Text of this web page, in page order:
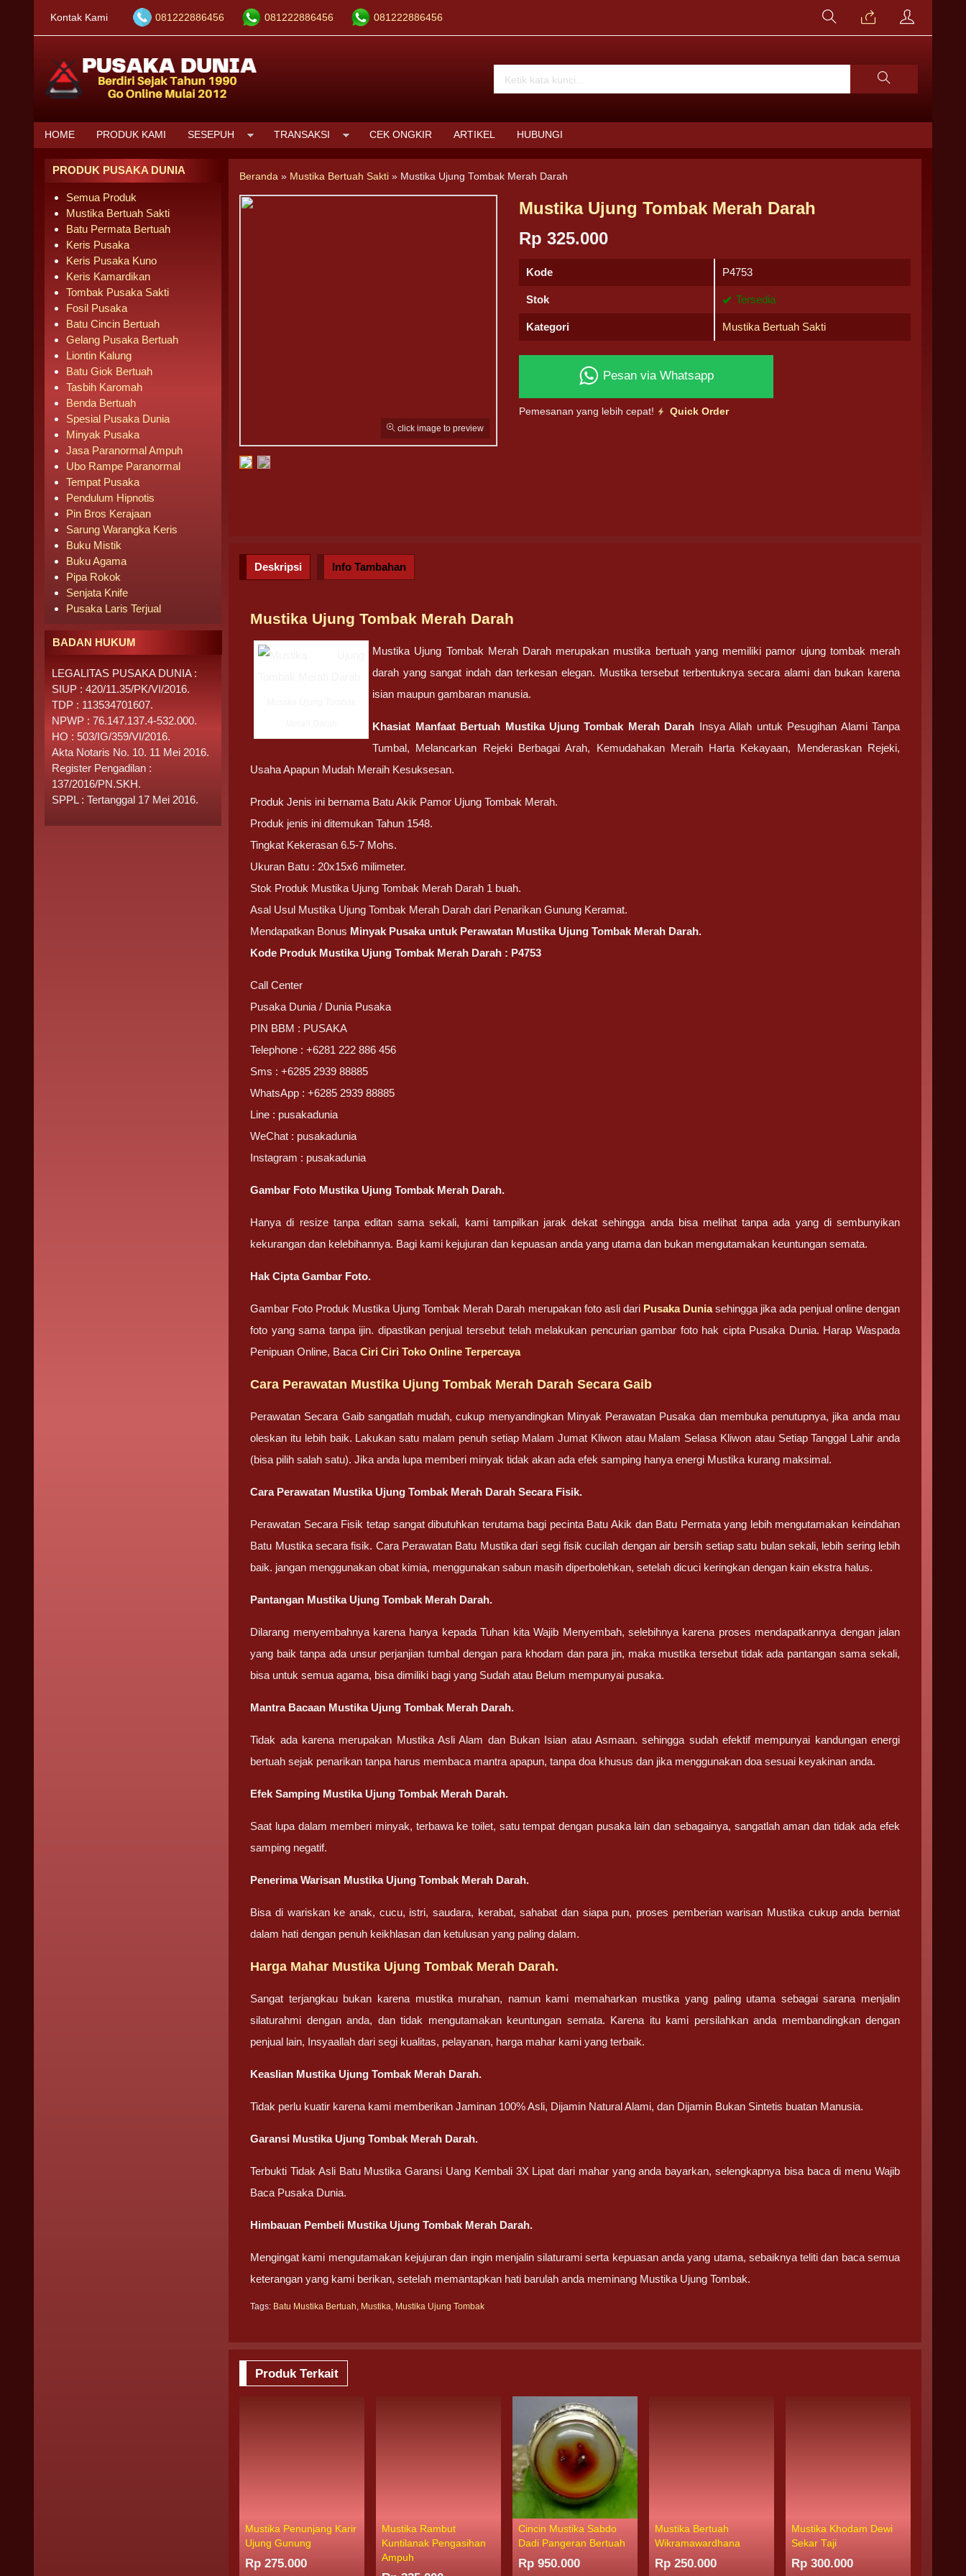
Kontak Kami 081222886456 081222886456 081222886456
HOME PRODUK KAMI SESEPUH TRANSAKSI CEK ONGKIR ARTIKEL HUBUNGI
Beranda » Mustika Bertuah Sakti » Mustika Ujung Tombak Merah Darah
click image to preview
Mustika Ujung Tombak Merah Darah
Rp 325.000
Kode P4753
Stok Tersedia
Kategori Mustika Bertuah Sakti
Pesan via Whatsapp
Pemesanan yang lebih cepat! Quick Order
Deskripsi Info Tambahan
Mustika Ujung Tombak Merah Darah
Mustika Ujung Tombak Merah Darah merupakan mustika bertuah yang memiliki pamor ujung tombak merah
darah yang sangat indah dan terkesan elegan. Mustika tersebut terbentuknya secara alami dan bukan karena
isian maupun gambaran manusia.
Khasiat Manfaat Bertuah Mustika Ujung Tombak Merah Darah Insya Allah untuk Pesugihan Alami Tanpa
Tumbal, Melancarkan Rejeki Berbagai Arah, Kemudahakan Meraih Harta Kekayaan, Menderaskan Rejeki,
Usaha Apapun Mudah Meraih Kesuksesan.
Produk Jenis ini bernama Batu Akik Pamor Ujung Tombak Merah.
Produk jenis ini ditemukan Tahun 1548.
Tingkat Kekerasan 6.5-7 Mohs.
Ukuran Batu : 20x15x6 milimeter.
Stok Produk Mustika Ujung Tombak Merah Darah 1 buah.
Asal Usul Mustika Ujung Tombak Merah Darah dari Penarikan Gunung Keramat.
Mendapatkan Bonus Minyak Pusaka untuk Perawatan Mustika Ujung Tombak Merah Darah.
Kode Produk Mustika Ujung Tombak Merah Darah : P4753
Call Center
Pusaka Dunia / Dunia Pusaka
PIN BBM : PUSAKA
Telephone : +6281 222 886 456
Sms : +6285 2939 88885
WhatsApp : +6285 2939 88885
Line : pusakadunia
WeChat : pusakadunia
Instagram : pusakadunia
Gambar Foto Mustika Ujung Tombak Merah Darah.
Hanya di resize tanpa editan sama sekali, kami tampilkan jarak dekat sehingga anda bisa melihat tanpa ada yang di sembunyikan
kekurangan dan kelebihannya. Bagi kami kejujuran dan kepuasan anda yang utama dan bukan mengutamakan keuntungan semata.
Hak Cipta Gambar Foto.
Gambar Foto Produk Mustika Ujung Tombak Merah Darah merupakan foto asli dari Pusaka Duniasehingga jika ada penjual online dengan
foto yang sama tanpa ijin. dipastikan penjual tersebut telah melakukan pencurian gambar foto hak cipta Pusaka Dunia. Harap Waspada
Penipuan Online, BacaCiri Ciri Toko Online Terpercaya
Cara Perawatan Mustika Ujung Tombak Merah Darah Secara Gaib
Perawatan Secara Gaib sangatlah mudah, cukup menyandingkan Minyak Perawatan Pusaka dan membuka penutupnya, jika anda mau
oleskan itu lebih baik. Lakukan satu malam penuh setiap Malam Jumat Kliwon atau Malam Selasa Kliwon atau Setiap Tanggal Lahir anda
(bisa pilih salah satu). Jika anda lupa memberi minyak tidak akan ada efek samping hanya energi Mustika kurang maksimal.
Cara Perawatan Mustika Ujung Tombak Merah Darah Secara Fisik.
Perawatan Secara Fisik tetap sangat dibutuhkan terutama bagi pecinta Batu Akik dan Batu Permata yang lebih mengutamakan keindahan
Batu Mustika secara fisik. Cara Perawatan Batu Mustika dari segi fisik cucilah dengan air bersih setiap satu bulan sekali, lebih sering lebih
baik. jangan menggunakan obat kimia, menggunakan sabun masih diperbolehkan, setelah dicuci keringkan dengan kain ekstra halus.
Pantangan Mustika Ujung Tombak Merah Darah.
Dilarang menyembahnya karena hanya kepada Tuhan kita Wajib Menyembah, selebihnya karena proses mendapatkannya dengan jalan
yang baik tanpa ada unsur perjanjian tumbal dengan para khodam dan para jin, maka mustika tersebut tidak ada pantangan sama sekali,
bisa untuk semua agama, bisa dimiliki bagi yang Sudah atau Belum mempunyai pusaka.
Mantra Bacaan Mustika Ujung Tombak Merah Darah.
Tidak ada karena merupakan Mustika Asli Alam dan Bukan Isian atau Asmaan. sehingga sudah efektif mempunyai kandungan energi
bertuah sejak penarikan tanpa harus membaca mantra apapun, tanpa doa khusus dan jika menggunakan doa sesuai keyakinan anda.
Efek Samping Mustika Ujung Tombak Merah Darah.
Saat lupa dalam memberi minyak, terbawa ke toilet, satu tempat dengan pusaka lain dan sebagainya, sangatlah aman dan tidak ada efek
samping negatif.
Penerima Warisan Mustika Ujung Tombak Merah Darah.
Bisa di wariskan ke anak, cucu, istri, saudara, kerabat, sahabat dan siapa pun, proses pemberian warisan Mustika cukup anda berniat
dalam hati dengan penuh keikhlasan dan ketulusan yang paling dalam.
Harga Mahar Mustika Ujung Tombak Merah Darah.
Sangat terjangkau bukan karena mustika murahan, namun kami memaharkan mustika yang paling utama sebagai sarana menjalin
silaturahmi dengan anda, dan tidak mengutamakan keuntungan semata. Karena itu kami persilahkan anda membandingkan dengan
penjual lain, Insyaallah dari segi kualitas, pelayanan, harga mahar kami yang terbaik.
Keaslian Mustika Ujung Tombak Merah Darah.
Tidak perlu kuatir karena kami memberikan Jaminan 100% Asli, Dijamin Natural Alami, dan Dijamin Bukan Sintetis buatan Manusia.
Garansi Mustika Ujung Tombak Merah Darah.
Terbukti Tidak Asli Batu Mustika Garansi Uang Kembali 3X Lipat dari mahar yang anda bayarkan, selengkapnya bisa baca di menu Wajib
Baca Pusaka Dunia.
Himbauan Pembeli Mustika Ujung Tombak Merah Darah.
Mengingat kami mengutamakan kejujuran dan ingin menjalin silaturami serta kepuasan anda yang utama, sebaiknya teliti dan baca semua
keterangan yang kami berikan, setelah memantapkan hati barulah anda meminang Mustika Ujung Tombak.
Tags: Batu Mustika Bertuah, Mustika, Mustika Ujung Tombak
Produk Terkait
Mustika Penunjang Karir
Ujung Gunung
Rp 275.000
Mustika Rambut
Kuntilanak Pengasihan
Ampuh
Cincin Mustika Sabdo
Dadi Pangeran Bertuah
Rp 950.000
Mustika Bertuah
Wikramawardhana
Rp 250.000
Mustika Khodam Dewi
Sekar Taji
Rp 300.000
PRODUK PUSAKA DUNIA
Semua Produk
Mustika Bertuah Sakti
Batu Permata Bertuah
Keris Pusaka
Keris Pusaka Kuno
Keris Kamardikan
Tombak Pusaka Sakti
Fosil Pusaka
Batu Cincin Bertuah
Gelang Pusaka Bertuah
Liontin Kalung
Batu Giok Bertuah
Tasbih Karomah
Benda Bertuah
Spesial Pusaka Dunia
Minyak Pusaka
Jasa Paranormal Ampuh
Ubo Rampe Paranormal
Tempat Pusaka
Pendulum Hipnotis
Pin Bros Kerajaan
Sarung Warangka Keris
Buku Mistik
Buku Agama
Pipa Rokok
Senjata Knife
Pusaka Laris Terjual
BADAN HUKUM
LEGALITAS PUSAKA DUNIA :
SIUP : 420/11.35/PK/VI/2016.
TDP : 113534701607.
NPWP : 76.147.137.4-532.000.
HO : 503/IG/359/VI/2016.
Akta Notaris No. 10. 11 Mei 2016.
Register Pengadilan :
137/2016/PN.SKH.
SPPL : Tertanggal 17 Mei 2016.